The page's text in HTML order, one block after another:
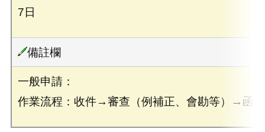
7日
備註欄
一般申請：
作業流程：收件→審查（例補正、會勘等）→函復